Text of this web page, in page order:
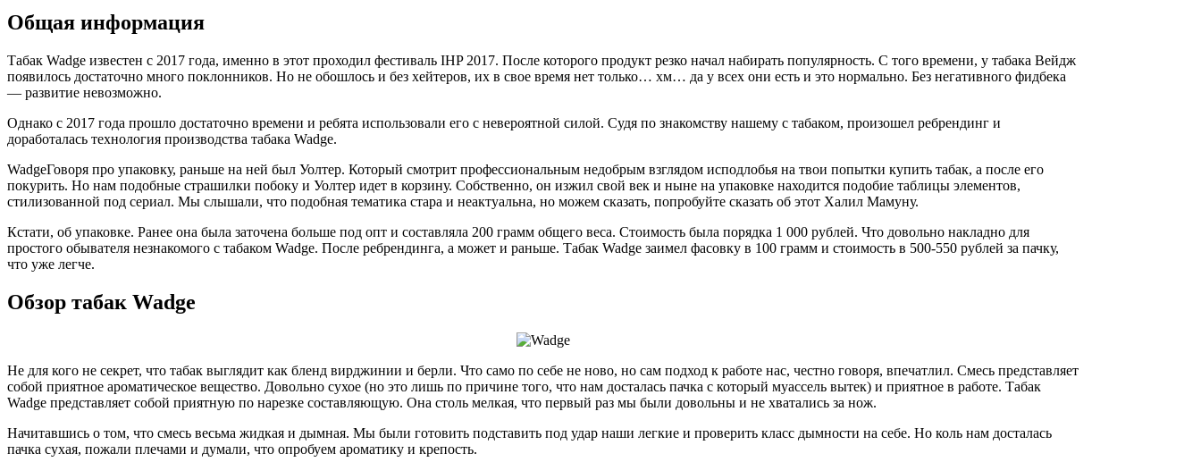
Общая информация
Табак Wadge известен с 2017 года, именно в этот проходил фестиваль IHP 2017. После которого продукт резко начал набирать популярность. С того времени, у табака Вейдж
появилось достаточно много поклонников. Но не обошлось и без хейтеров, их в свое время нет только… хм… да у всех они есть и это нормально. Без негативного фидбека
— развитие невозможно.
Однако с 2017 года прошло достаточно времени и ребята использовали его с невероятной силой. Судя по знакомству нашему с табаком, произошел ребрендинг и
доработалась технология производства табака Wadge.
WadgeГоворя про упаковку, раньше на ней был Уолтер. Который смотрит профессиональным недобрым взглядом исподлобья на твои попытки купить табак, а после его
покурить. Но нам подобные страшилки побоку и Уолтер идет в корзину. Собственно, он изжил свой век и ныне на упаковке находится подобие таблицы элементов,
стилизованной под сериал. Мы слышали, что подобная тематика стара и неактуальна, но можем сказать, попробуйте сказать об этот Халил Мамуну.
Кстати, об упаковке. Ранее она была заточена больше под опт и составляла 200 грамм общего веса. Стоимость была порядка 1 000 рублей. Что довольно накладно для
простого обывателя незнакомого с табаком Wadge. После ребрендинга, а может и раньше. Табак Wadge заимел фасовку в 100 грамм и стоимость в 500-550 рублей за пачку,
что уже легче.
Обзор табак Wadge
Не для кого не секрет, что табак выглядит как бленд вирджинии и берли. Что само по себе не ново, но сам подход к работе нас, честно говоря, впечатлил. Смесь представляет
собой приятное ароматическое вещество. Довольно сухое (но это лишь по причине того, что нам досталась пачка с который муассель вытек) и приятное в работе. Табак
Wadge представляет собой приятную по нарезке составляющую. Она столь мелкая, что первый раз мы были довольны и не хватались за нож.
Начитавшись о том, что смесь весьма жидкая и дымная. Мы были готовить подставить под удар наши легкие и проверить класс дымности на себе. Но коль нам досталась
пачка сухая, пожали плечами и думали, что опробуем ароматику и крепость.